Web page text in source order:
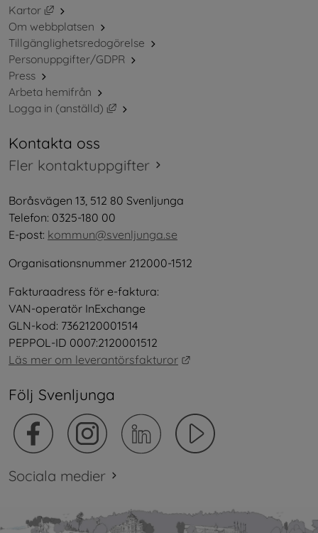
Kartor
Länk till annan webbplats, öppnas i nytt fönster.
Om webbplatsen
Tillgänglighetsredogörelse
Personuppgifter/GDPR
Press
Arbeta hemifrån
Logga in (anställd)
Länk till annan webbplats, öppnas i nytt
Kontakta oss
Fler kontaktuppgifter
Boråsvägen 13, 512 80 Svenljunga
Telefon: 0325-180 00
E-post: kommun@svenljunga.se
Organisationsnummer 212000-1512
Fakturaadress för e-faktura:
VAN-operatör InExchange
GLN-kod: 7362120001514
PEPPOL-ID 0007:2120001512
Läs mer om leverantörsfakturor
Följ Svenljunga
Sociala medier